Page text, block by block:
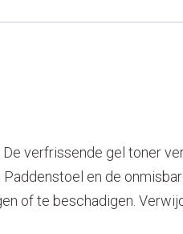
verfrissende gel toner
Paddenstoel en de
of te beschadigen.